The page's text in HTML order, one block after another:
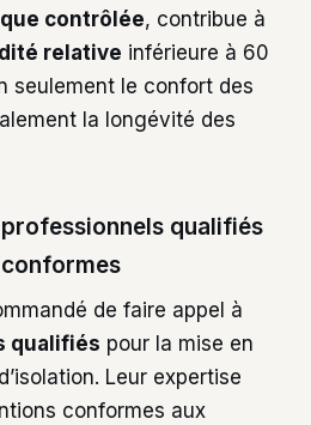
contrôlée, contribue à
relative inférieure à 60
seulement le confort des
la longévité des
qualifiés
de faire appel à
qualifiés pour la mise en
Leur expertise
conformes aux